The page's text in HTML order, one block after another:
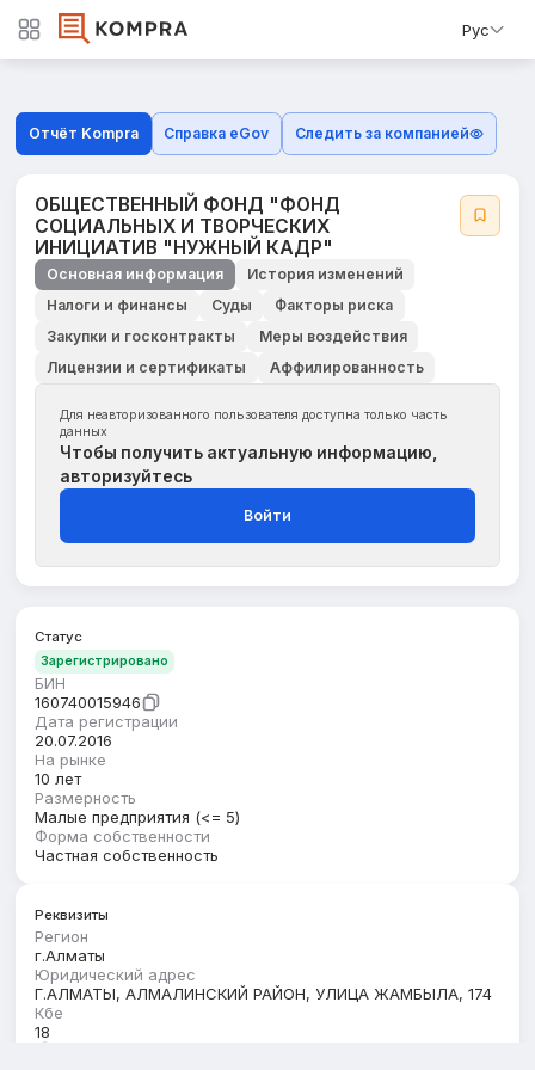
Рус
Отчёт Kompra Справка eGov Следить за компанией
ОБЩЕСТВЕННЫЙ ФОНД "ФОНД
СОЦИАЛЬНЫХ И ТВОРЧЕСКИХ
ИНИЦИАТИВ "НУЖНЫЙ КАДР"
Основная информация
История изменений
Налоги и финансы
Суды
Факторы риска
Закупки и госконтракты
Меры воздействия
Лицензии и сертификаты
Аффилированность
Для неавторизованного пользователя доступна только часть
данных
Чтобы получить актуальную информацию,
авторизуйтесь
Войти
Статус
Зарегистрировано
БИН
160740015946
Дата регистрации
20.07.2016
На рынке
10 лет
Размерность
Малые предприятия (<= 5)
Форма собственности
Частная собственность
Реквизиты
Регион
г.Алматы
Юридический адрес
Г.АЛМАТЫ, АЛМАЛИНСКИЙ РАЙОН, УЛИЦА ЖАМБЫЛА, 174
Кбе
18